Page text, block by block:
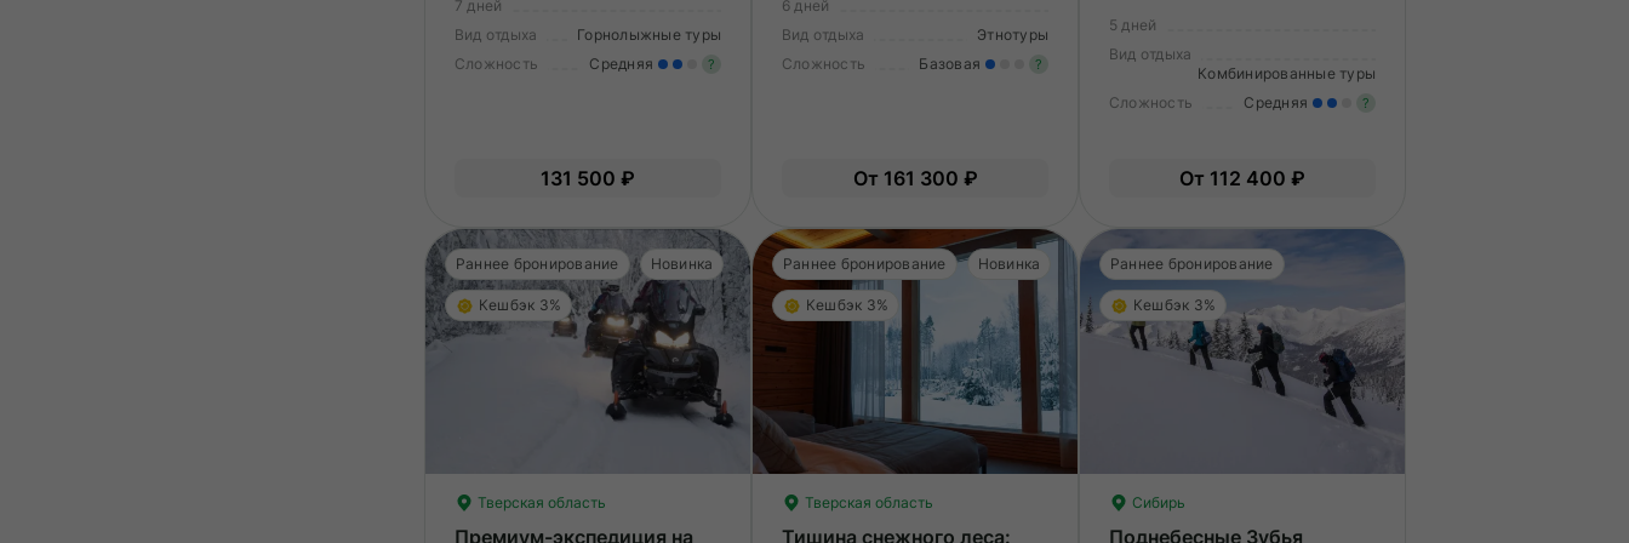
7 дней
Вид отдыха
Горнолыжные туры
Сложность
Средняя ?
131 500 ₽
6 дней
Вид отдыха
Этнотуры
Сложность
Базовая ?
От 161 300 ₽
5 дней
Вид отдыха
Комбинированные туры
Сложность
Средняя ?
От 112 400 ₽
Раннее бронирование Новинка
Кешбэк 3%
Тверская область
Премиум-экспедиция на
Раннее бронирование Новинка
Кешбэк 3%
Тверская область
Тишина снежного леса:
Раннее бронирование
Кешбэк 3%
Сибирь
Поднебесные Зубья